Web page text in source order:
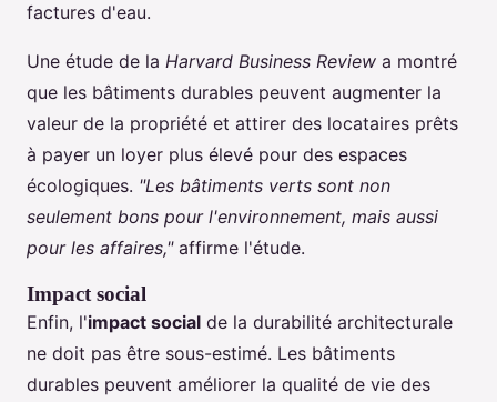
factures d'eau.
Une étude de la Harvard Business Review a montré
que les bâtiments durables peuvent augmenter la
valeur de la propriété et attirer des locataires prêts
à payer un loyer plus élevé pour des espaces
écologiques. "Les bâtiments verts sont non
seulement bons pour l'environnement, mais aussi
pour les affaires,"affirme l'étude.
Impact social
Enfin, l'impact social de la durabilité architecturale
ne doit pas être sous-estimé. Les bâtiments
durables peuvent améliorer la qualité de vie des